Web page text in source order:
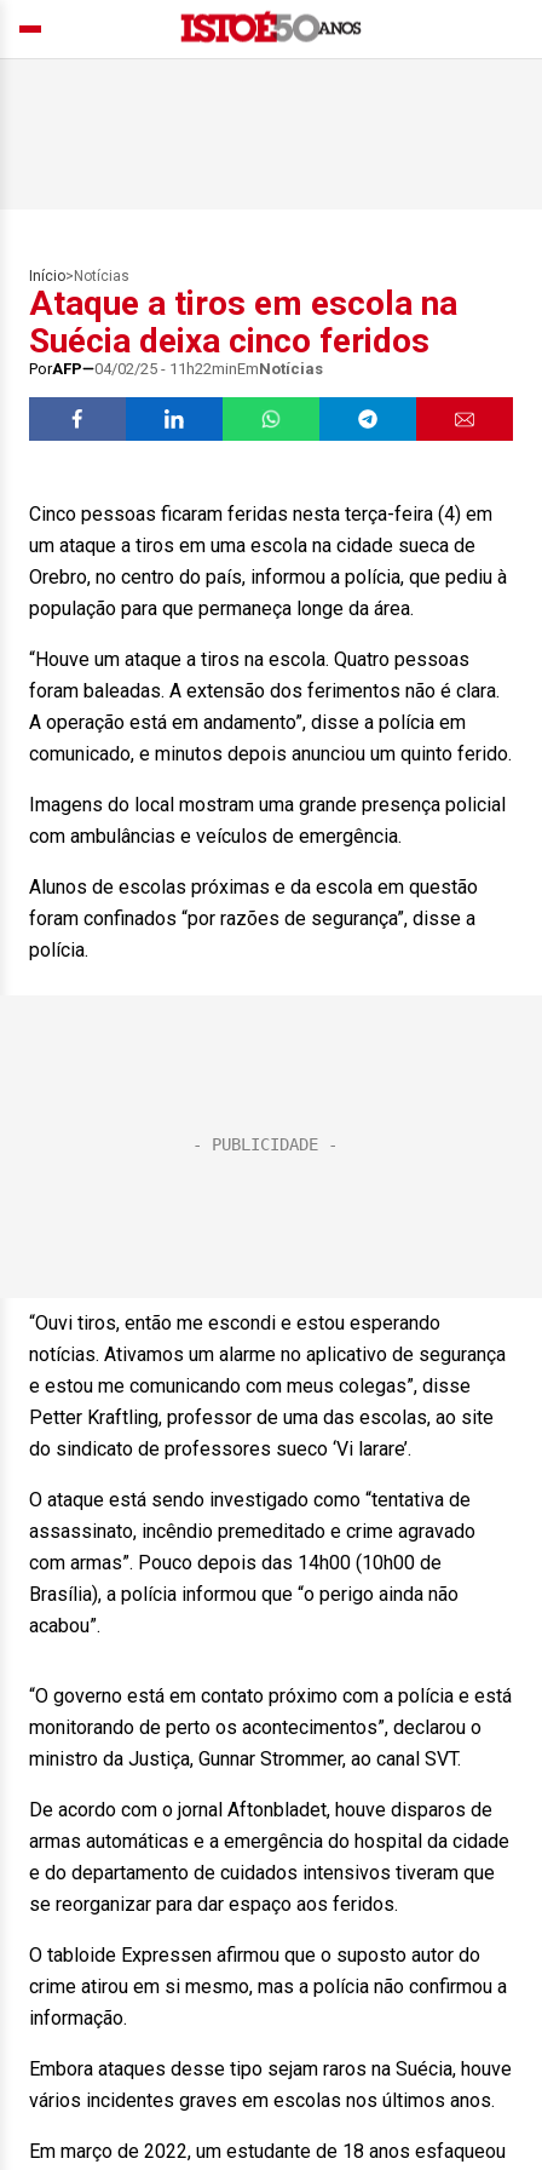
Início> Notícias
Ataque a tiros em escola na
Suécia deixa cinco feridos
PorAFP 04/02/25 - 11h22minEmNotícias
Cinco pessoas ficaram feridas nesta terça-feira (4) em
um ataque a tiros em uma escola na cidade sueca de
Orebro, no centro do país, informou a polícia, que pediu à
população para que permaneça longe da área.
“Houve um ataque a tiros na escola. Quatro pessoas
foram baleadas. A extensão dos ferimentos não é clara.
A operação está em andamento”, disse a polícia em
comunicado, e minutos depois anunciou um quinto ferido.
Imagens do local mostram uma grande presença policial
com ambulâncias e veículos de emergência.
Alunos de escolas próximas e da escola em questão
foram confinados “por razões de segurança”, disse a
polícia.
“Ouvi tiros, então me escondi e estou esperando
notícias. Ativamos um alarme no aplicativo de segurança
e estou me comunicando com meus colegas”, disse
Petter Kraftling, professor de uma das escolas, ao site
do sindicato de professores sueco ‘Vi larare’.
O ataque está sendo investigado como “tentativa de
assassinato, incêndio premeditado e crime agravado
com armas”. Pouco depois das 14h00 (10h00 de
Brasília), a polícia informou que “o perigo ainda não
acabou”.
“O governo está em contato próximo com a polícia e está
monitorando de perto os acontecimentos”, declarou o
ministro da Justiça, Gunnar Strommer, ao canal SVT.
De acordo com o jornal Aftonbladet, houve disparos de
armas automáticas e a emergência do hospital da cidade
e do departamento de cuidados intensivos tiveram que
se reorganizar para dar espaço aos feridos.
O tabloide Expressen afirmou que o suposto autor do
crime atirou em si mesmo, mas a polícia não confirmou a
informação.
Embora ataques desse tipo sejam raros na Suécia, houve
vários incidentes graves em escolas nos últimos anos.
Em março de 2022, um estudante de 18 anos esfaqueou